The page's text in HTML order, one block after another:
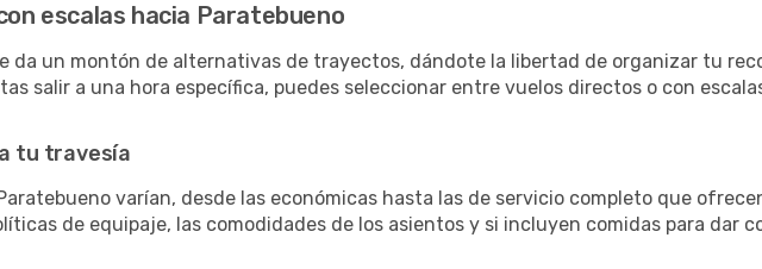
escalas hacia Paratebueno
da un montón de alternativas de trayectos, dándote la libertad de organizar tu
salir a una hora específica, puedes seleccionar entre vuelos directos o con
tu travesía
varían, desde las económicas hasta las de servicio completo que
de equipaje, las comodidades de los asientos y si incluyen comidas para dar